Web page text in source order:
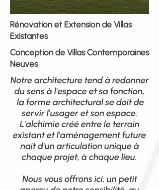
Rénovation et Extension de Villas
Existantes
Conception de Villas Contemporaines
Neuves
Notre architecture tend à redonner
du sens à l'espace et sa fonction,
la forme architectural se doit de
servir l'usager et son espace.
L'alchimie créé entre le terrain
existant et l'aménagement future
nait d'un articulation unique à
chaque projet, à chaque lieu.
Nous vous offrons ici, un petit